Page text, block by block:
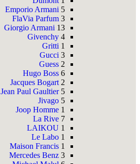
Emporio Armani 5
FlaVia Parfum 3
Giorgio Armani 13
Givenchy 4
Gritti 1
Gucci 3
Guess 2
Hugo Boss 6
Jacques Bogart 2
Jean Paul Gaultier 5
Jivago 5
Joop Homme 1
La Rive 7
LAIKOU 1
Le Labo 1
Maison Francis 1
Mercedes Benz 3